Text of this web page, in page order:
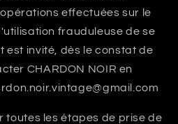
effectuées sur le
frauduleuse de se
est invité, dès le constat de
CHARDON NOIR en
toutes les étapes de prise de